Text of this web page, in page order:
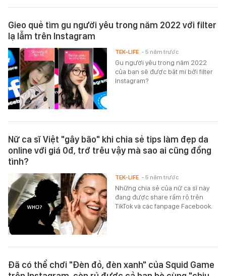
Gieo quẻ tìm gu người yêu trong năm 2022 với filter
lạ lẫm trên Instagram
Gu người yêu trong năm 2022
của bạn sẽ được bật mí bởi filter
Instagram?
TEK-LIFE - 5 năm trước
Nữ ca sĩ Việt "gây bão" khi chia sẻ tips làm đẹp da
online với giá 0đ, trớ trêu vậy mà sao ai cũng đồng
tình?
Những chia sẻ của nữ ca sĩ này
đang được share rầm rộ trên
TikTok và các fanpage Facebook.
TEK-LIFE - 5 năm trước
Đã có thể chơi "Đèn đỏ, đèn xanh" của Squid Game